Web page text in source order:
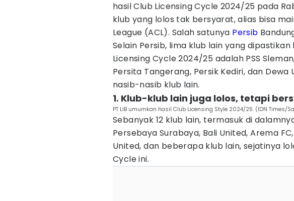
hasil Club Licensing Cycle 2024/25 pada
klub yang lolos tak bersyarat, alias bisa
League (ACL). Salah satunya Persib
Selain Persib, lima klub lain yang
Licensing Cycle 2024/25 adalah PSS
Persita Tangerang, Persik Kediri, dan Dewa
nasib-nasib klub lain.
1. Klub-klub lain juga lolos, tetapi
PT LIB umumkan hasil Club Licensing Style 2024/25. (IDN Times/
Sebanyak 12 klub lain, termasuk di
Persebaya Surabaya, Bali United, Arema
United, dan beberapa klub lain, sejatinya
Cycle ini.